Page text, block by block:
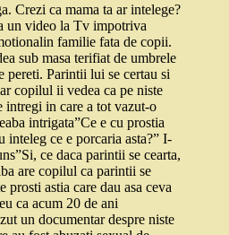
Crezi ca mama ta ar intelege?
un video la Tv impotriva
familie fata de copii.
sub masa terifiat de umbrele
pereti. Parintii lui se certau si
copilul ii vedea ca pe niste
in care a tot vazut-o
intrigata”Ce e cu prostia
inteleg ce e porcaria asta?” I-
ce daca parintii se cearta,
are copilul ca parintii se
prosti astia care dau asa ceva
ca acum 20 de ani
un documentar despre niste